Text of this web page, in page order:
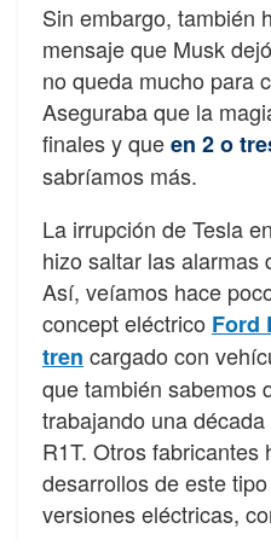
Sin embargo, también
mensaje que Musk
no queda mucho para
Aseguraba que la
finales y queen 2 o
sabríamos más.
La irrupción de Tesla
hizo saltar las alarmas
Así, veíamos hace
concept eléctrico Ford
tren cargado con
que también sabemos
trabajando una
R1T. Otros
desarrollos de este
versiones eléctricas,